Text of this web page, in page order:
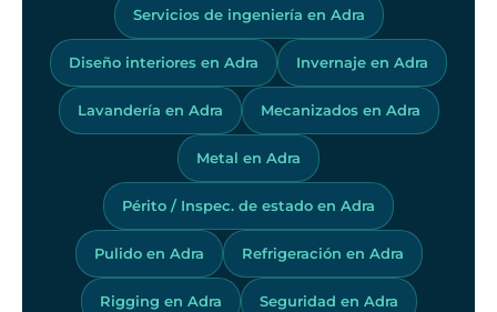
Servicios de ingeniería en Adra
Diseño interiores en Adra Invernaje en Adra
Lavandería en Adra Mecanizados en Adra
Metal en Adra
Périto / Inspec. de estado en Adra
Pulido en Adra Refrigeración en Adra
Rigging en Adra Seguridad en Adra